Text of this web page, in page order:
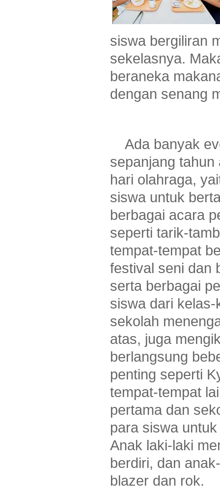
siswa bergiliran
sekelasnya.
beraneka
dengan senang
Ada banyak
sepanjang tahun
hari olahraga,
siswa untuk
berbagai acara
seperti tarik-
tempat-tempat
festival seni dan
serta berbagai
siswa dari
sekolah
atas, juga
berlangsung
penting seperti
tempat-tempat
pertama dan
para siswa
Anak laki-laki
berdiri, dan
blazer dan rok.